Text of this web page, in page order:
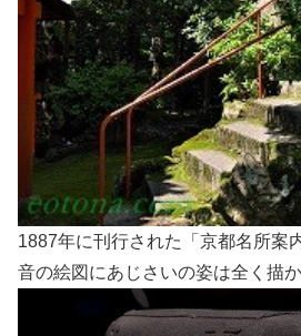
1887年に刊行された「京都名所案
音の絵図にあじさいの姿は全く描